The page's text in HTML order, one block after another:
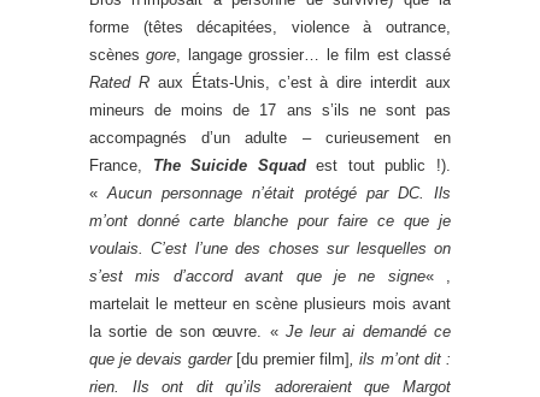
forme (têtes décapitées, violence à outrance,
scènesgore , langage grossier… le film est classé
Rated Raux États-Unis, c’est à dire interdit aux
mineurs de moins de 17 ans s’ils ne sont pas
accompagnés d’un adulte – curieusement en
France, The Suicide Squadest tout public !).
«Aucun personnage n’était protégé par DC. Ils
m’ont donné carte blanche pour faire ce que je
voulais. C’est l’une des choses sur lesquelles on
s’est mis d’accord avant que je ne signe« ,
martelait le metteur en scène plusieurs mois avant
la sortie de son œuvre. « Je leur ai demandé ce
que je devais garder[du premier film] , ils m’ont dit :
rien. Ils ont dit qu’ils adoreraient que Margot